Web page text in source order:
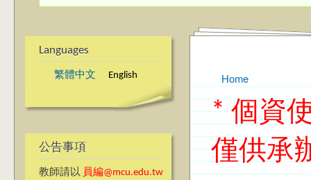
Languages
繁體中文 English
公告事項
教師請以 員編@mcu.edu.tw
You are here
Home
* 個資
僅供承